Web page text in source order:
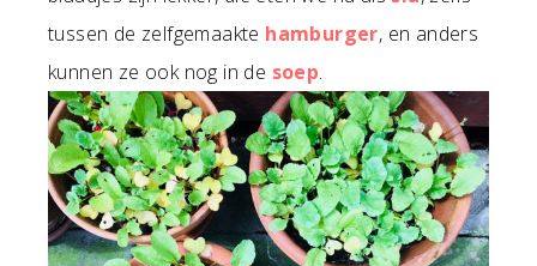
tussen de zelfgemaakte hamburger, en anders
kunnen ze ook nog in de soep.